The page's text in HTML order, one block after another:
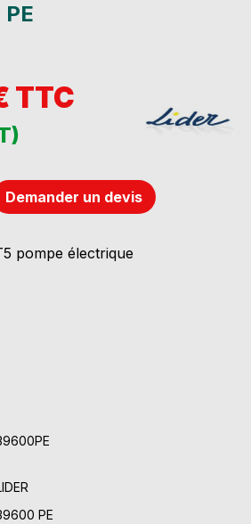
TTC
Demander un devis
pompe électrique
PE